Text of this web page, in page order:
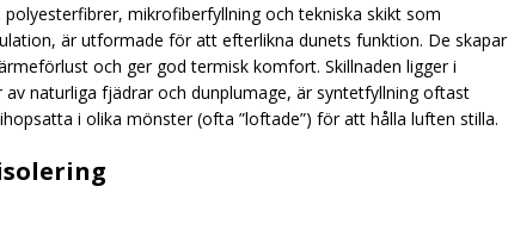
mikrofiberfyllning och tekniska skikt som
är utformade för att efterlikna dunets funktion. De skapar
och ger god termisk komfort. Skillnaden ligger i
naturliga fjädrar och dunplumage, är syntetfyllning oftast
i olika mönster (ofta ”loftade”) för att hålla luften stilla.